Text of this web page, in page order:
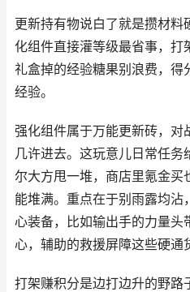
更新持有物说白了就是攒材料
化组件直接灌等级最省事，打
礼盒掉的经验糖果别浪费，得
经验。
强化组件属于万能更新砖，对
几许进去。这玩意儿日常任务
尔大方甩一堆，商店里氪金买
能堆满。重点在于别雨露均
心装备，比如输出手的力量头
心，辅助的救援屏障这些硬通
打架赚积分是边打边升的野路